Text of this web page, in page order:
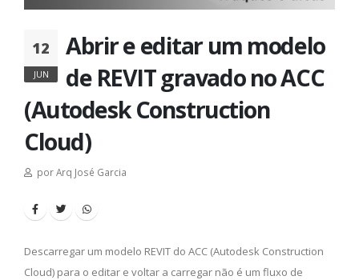
12
JUN
Abrir e editar um modelo
de REVIT gravado no ACC
(Autodesk Construction
Cloud)
por Arq José Garcia
Descarregar um modelo REVIT do ACC (Autodesk Construction
Cloud) para o editar e voltar a carregar não é um fluxo de